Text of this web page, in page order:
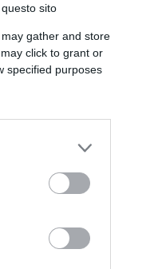
sito
gather and store
click to grant or
specified purposes
ESTERI
Meloni aveva